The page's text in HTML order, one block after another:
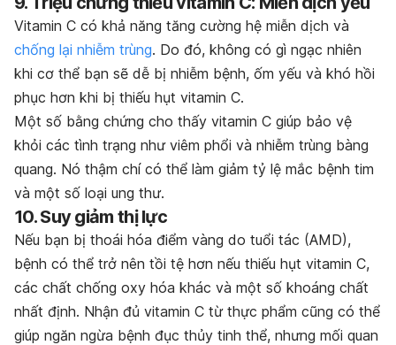
Vitamin C có khả năng tăng cường hệ miễn dịch và
chống lại nhiễm trùng. Do đó, không có gì ngạc nhiên
khi cơ thể bạn sẽ dễ bị nhiễm bệnh, ốm yếu và khó hồi
phục hơn khi bị thiếu hụt vitamin C.
Một số bằng chứng cho thấy vitamin C giúp bảo vệ
khỏi các tình trạng như viêm phổi và nhiễm trùng bàng
quang. Nó thậm chí có thể làm giảm tỷ lệ mắc bệnh tim
và một số loại ung thư.
10. Suy giảm thị lực
Nếu bạn bị thoái hóa điểm vàng do tuổi tác (AMD),
bệnh có thể trở nên tồi tệ hơn nếu thiếu hụt vitamin C,
các chất chống oxy hóa khác và một số khoáng chất
nhất định. Nhận đủ vitamin C từ thực phẩm cũng có thể
giúp ngăn ngừa bệnh đục thủy tinh thể, nhưng mối quan